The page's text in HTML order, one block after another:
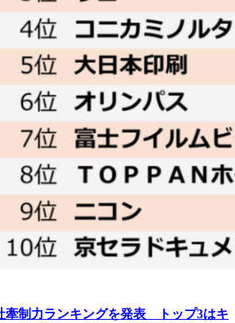
牽制力ランキングを発表 トップ3はキ